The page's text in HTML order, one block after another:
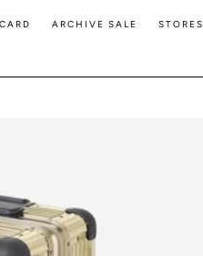
ARCHIVE SALE STORES